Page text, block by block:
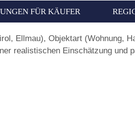
FÜR KÄUFER
Ellmau), Objektart (Wohnung,
realistischen Einschätzung und